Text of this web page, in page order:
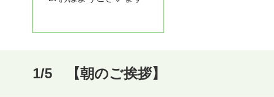
1/5 【朝のご挨拶】